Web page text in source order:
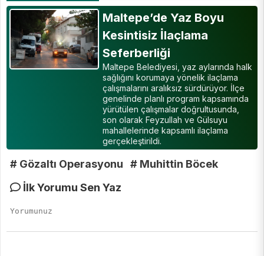
Maltepe’de Yaz Boyu
Kesintisiz İlaçlama
Seferberliği
Maltepe Belediyesi, yaz aylarında halk
sağlığını korumaya yönelik ilaçlama
çalışmalarını aralıksız sürdürüyor. İlçe
genelinde planlı program kapsamında
yürütülen çalışmalar doğrultusunda,
son olarak Feyzullah ve Gülsuyu
mahallelerinde kapsamlı ilaçlama
gerçekleştirildi.
# Gözaltı Operasyonu
# Muhittin Böcek
İlk Yorumu Sen Yaz